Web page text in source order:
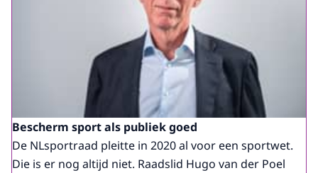
Bescherm sport als publiek goed
De NLsportraad pleitte in 2020 al voor een sportwet.
Die is er nog altijd niet. Raadslid Hugo van der Poel